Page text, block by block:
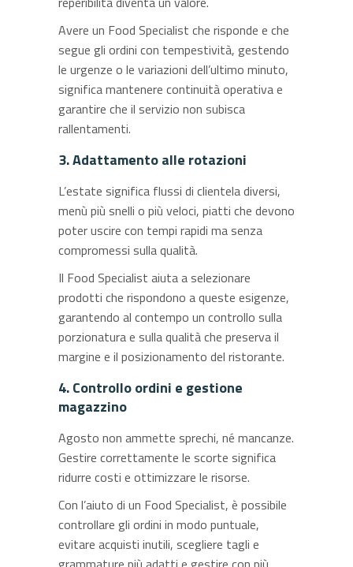
Avere un Food Specialist che risponde e che
segue gli ordini con tempestività, gestendo
le urgenze o le variazioni dell’ultimo minuto,
significa mantenere continuità operativa e
garantire che il servizio non subisca
rallentamenti.
3. Adattamento alle rotazioni
L’estate significa flussi di clientela diversi,
menù più snelli o più veloci, piatti che devono
poter uscire con tempi rapidi ma senza
compromessi sulla qualità.
Il Food Specialist aiuta a selezionare
prodotti che rispondono a queste esigenze,
garantendo al contempo un controllo sulla
porzionatura e sulla qualità che preserva il
margine e il posizionamento del ristorante.
4. Controllo ordini e gestione
magazzino
Agosto non ammette sprechi, né mancanze.
Gestire correttamente le scorte significa
ridurre costi e ottimizzare le risorse.
Con l’aiuto di un Food Specialist, è possibile
controllare gli ordini in modo puntuale,
evitare acquisti inutili, scegliere tagli e